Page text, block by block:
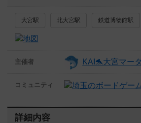
大宮駅 北大宮駅 鉄道博物館駅
主催者 KAI🐬大宮マー
コミュニティ
詳細内容